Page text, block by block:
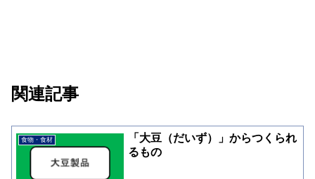
関連記事
食物・食材
「大豆（だいず）」からつくられ
るもの